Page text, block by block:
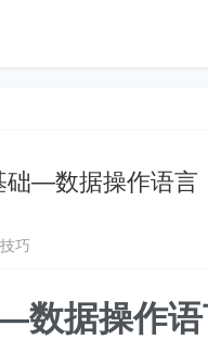
础—数据操作语言
巧
数据操作